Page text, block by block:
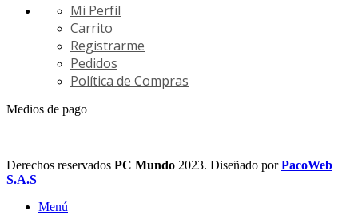
Mi Perfíl
Carrito
Registrarme
Pedidos
Política de Compras
Medios de pago
Derechos reservados PC Mundo 2023. Diseñado porPacoWeb
S.A.S
Menú